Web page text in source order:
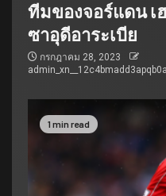
ทีมของจอร์แดน เ
ซาอุดีอาระเบีย
กรกฎาคม 28, 2023
1 min read